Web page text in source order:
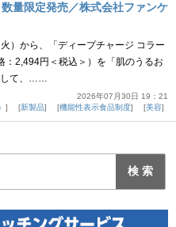
量限定発売／株式会社ファンケ
）から、「ディープチャージ コラー
2,494円＜税込＞）を「肌のうるお
して、……
2026年07月30日 19：21
新製品 機能性表示食品制度 美容